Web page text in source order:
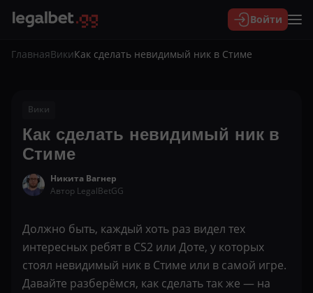
Войти
ГлавнаяВикиКак сделать невидимый ник в Стиме
Вики
Как сделать невидимый ник в
Стиме
Никита Вагнер
Автор LegalBetGG
Должно быть, каждый хоть раз видел тех
интересных ребят в CS2 или Доте, у которых
стоял невидимый ник в Стиме или в самой игре.
Давайте разберёмся, как сделать так же — на